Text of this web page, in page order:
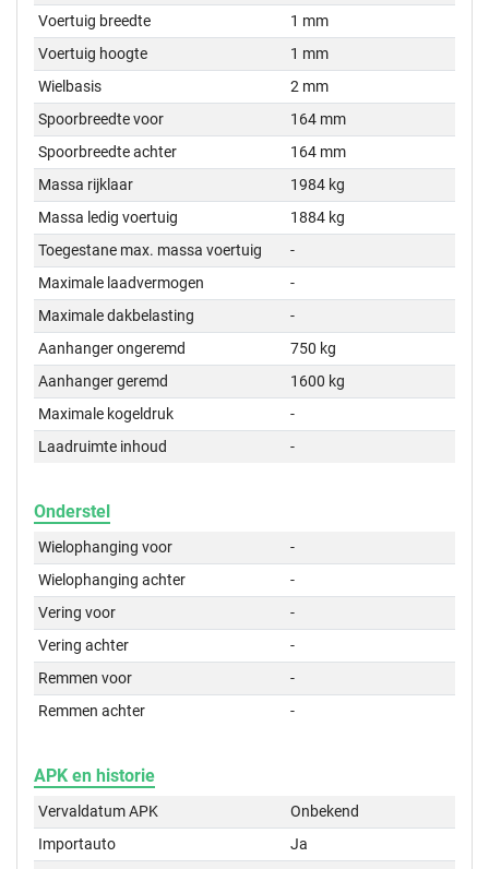
Voertuig breedte
1 mm
Voertuig hoogte
1 mm
Wielbasis
2 mm
Spoorbreedte voor
164 mm
Spoorbreedte achter
164 mm
Massa rijklaar
1984 kg
Massa ledig voertuig
1884 kg
Toegestane max. massa voertuig
-
Maximale laadvermogen
-
Maximale dakbelasting
-
Aanhanger ongeremd
750 kg
Aanhanger geremd
1600 kg
Maximale kogeldruk
-
Laadruimte inhoud
-
Onderstel
Wielophanging voor
-
Wielophanging achter
-
Vering voor
-
Vering achter
-
Remmen voor
-
Remmen achter
-
APK en historie
Vervaldatum APK
Onbekend
Importauto
Ja